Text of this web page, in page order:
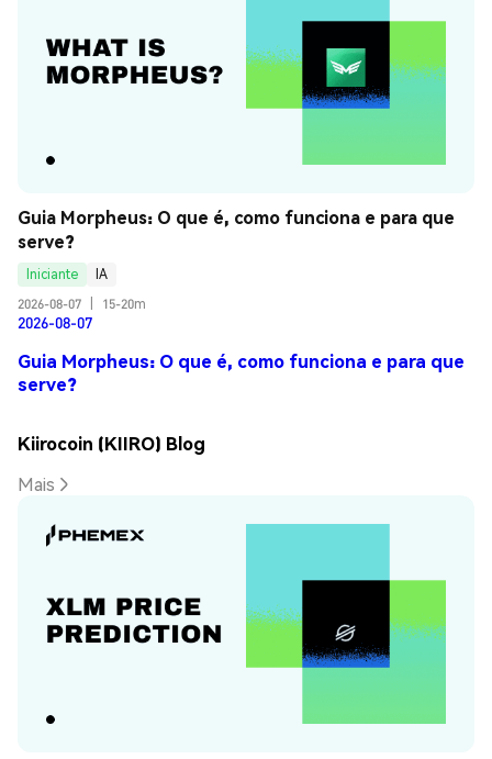
Guia Morpheus: O que é, como funciona e para que
serve?
Iniciante
IA
2026-08-07
15-20m
2026-08-07
Guia Morpheus: O que é, como funciona e para que
serve?
Kiirocoin (KIIRO) Blog
Mais